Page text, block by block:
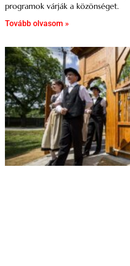
programok várják a közönséget.
Tovább olvasom »